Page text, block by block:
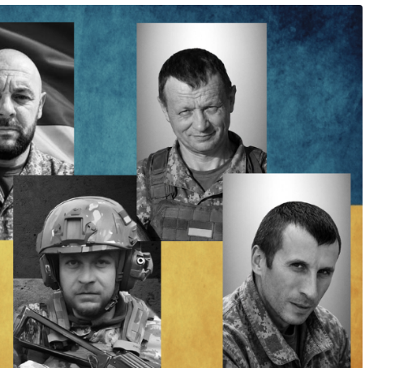
Лонгріди
[email protected]
Реклама на
Політика конфіденційності